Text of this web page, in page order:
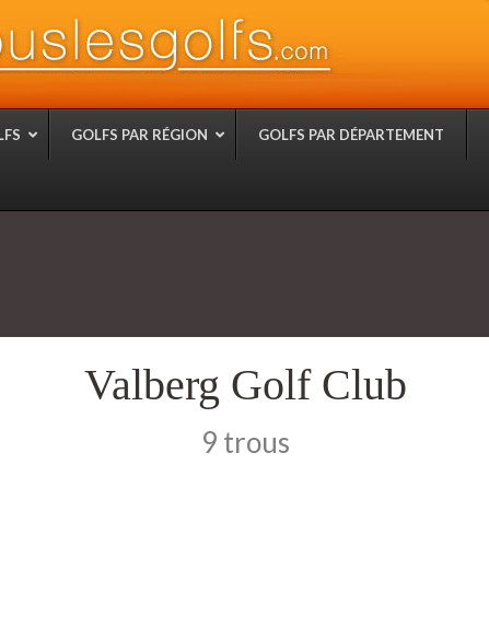
GOLFS PAR RÉGION GOLFS PAR DÉPARTEMENT
Valberg Golf Club
9 trous